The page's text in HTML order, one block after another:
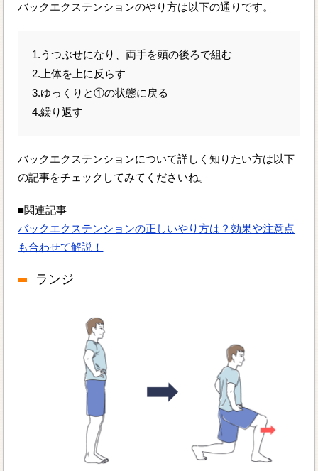
バックエクステンションのやり方は以下の通りです。
1.うつぶせになり、両手を頭の後ろで組む
2.上体を上に反らす
3.ゆっくりと①の状態に戻る
4.繰り返す
バックエクステンションについて詳しく知りたい方は以下
の記事をチェックしてみてくださいね。
■関連記事
バックエクステンションの正しいやり方は？効果や注意点
も合わせて解説！
ランジ